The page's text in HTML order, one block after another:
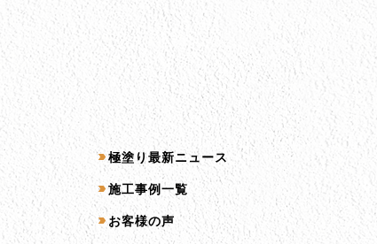
コンテンツ一覧
極塗り最新ニュース
施工事例一覧
お客様の声